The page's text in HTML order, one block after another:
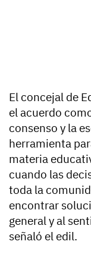
El concejal de
el acuerdo
consenso y la
herramienta
materia
cuando las
toda la
encontrar
general y al
señaló el edil.